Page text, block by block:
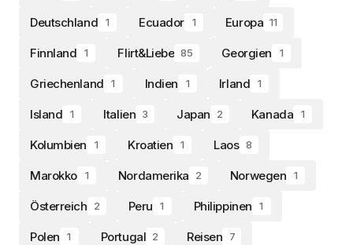
Deutschland 1 Ecuador 1 Europa 11
Finnland 1 Flirt&Liebe 85 Georgien 1
Griechenland 1 Indien 1 Irland 1
Island 1 Italien 3 Japan 2 Kanada 1
Kolumbien 1 Kroatien 1 Laos 8
Marokko 1 Nordamerika 2 Norwegen 1
Österreich 2 Peru 1 Philippinen 1
Polen 1 Portugal 2 Reisen 7